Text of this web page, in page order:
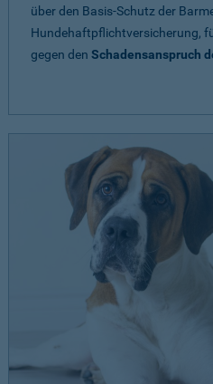
über den Basis-Schutz der
Hundehaftpflichtversicherung,
gegen den Schadensanspruch